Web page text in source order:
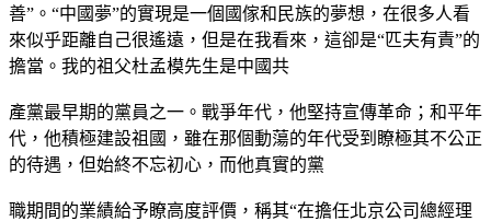
善”。“中國夢”的實現是一個國傢和民族的夢想，在很多人看
來似乎距離自己很遙遠，但是在我看來，這卻是“匹夫有責”的
擔當。我的祖父杜孟模先生是中國共
產黨最早期的黨員之一。戰爭年代，他堅持宣傳革命；和平年
代，他積極建設祖國，雖在那個動蕩的年代受到瞭極其不公正
的待遇，但始終不忘初心，而他真實的黨
職期間的業績給予瞭高度評價，稱其“在擔任北京公司總經理